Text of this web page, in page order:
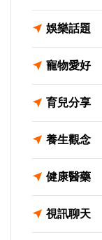
娛樂話題
寵物愛好
育兒分享
養生觀念
健康醫藥
視訊聊天